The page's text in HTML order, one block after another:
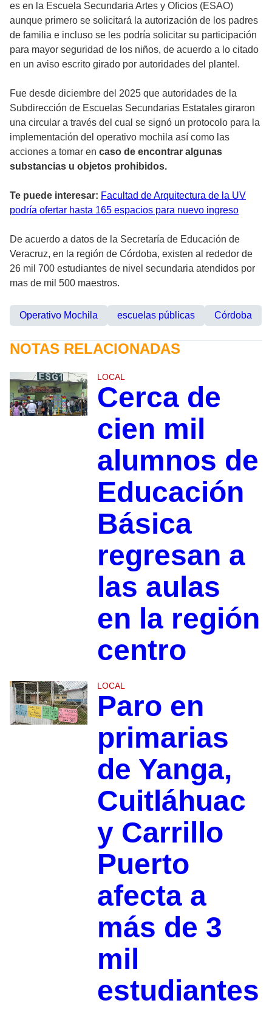
es en la Escuela Secundaria Artes y Oficios (ESAO)
aunque primero se solicitará la autorización de los padres
de familia e incluso se les podría solicitar su participación
para mayor seguridad de los niños, de acuerdo a lo citado
en un aviso escrito girado por autoridades del plantel.
Fue desde diciembre del 2025 que autoridades de la
Subdirección de Escuelas Secundarias Estatales giraron
una circular a través del cual se signó un protocolo para la
implementación del operativo mochila así como las
acciones a tomar en caso de encontrar algunas
substancias u objetos prohibidos.
Te puede interesar: Facultad de Arquitectura de la UV
podría ofertar hasta 165 espacios para nuevo ingreso
De acuerdo a datos de la Secretaría de Educación de
Veracruz, en la región de Córdoba, existen al rededor de
26 mil 700 estudiantes de nivel secundaria atendidos por
mas de mil 500 maestros.
Operativo Mochila escuelas públicas Córdoba
NOTAS RELACIONADAS
LOCAL
Cerca de
cien mil
alumnos de
Educación
Básica
regresan a
las aulas
en la región
centro
LOCAL
Paro en
primarias
de Yanga,
Cuitláhuac
y Carrillo
Puerto
afecta a
más de 3
mil
estudiantes